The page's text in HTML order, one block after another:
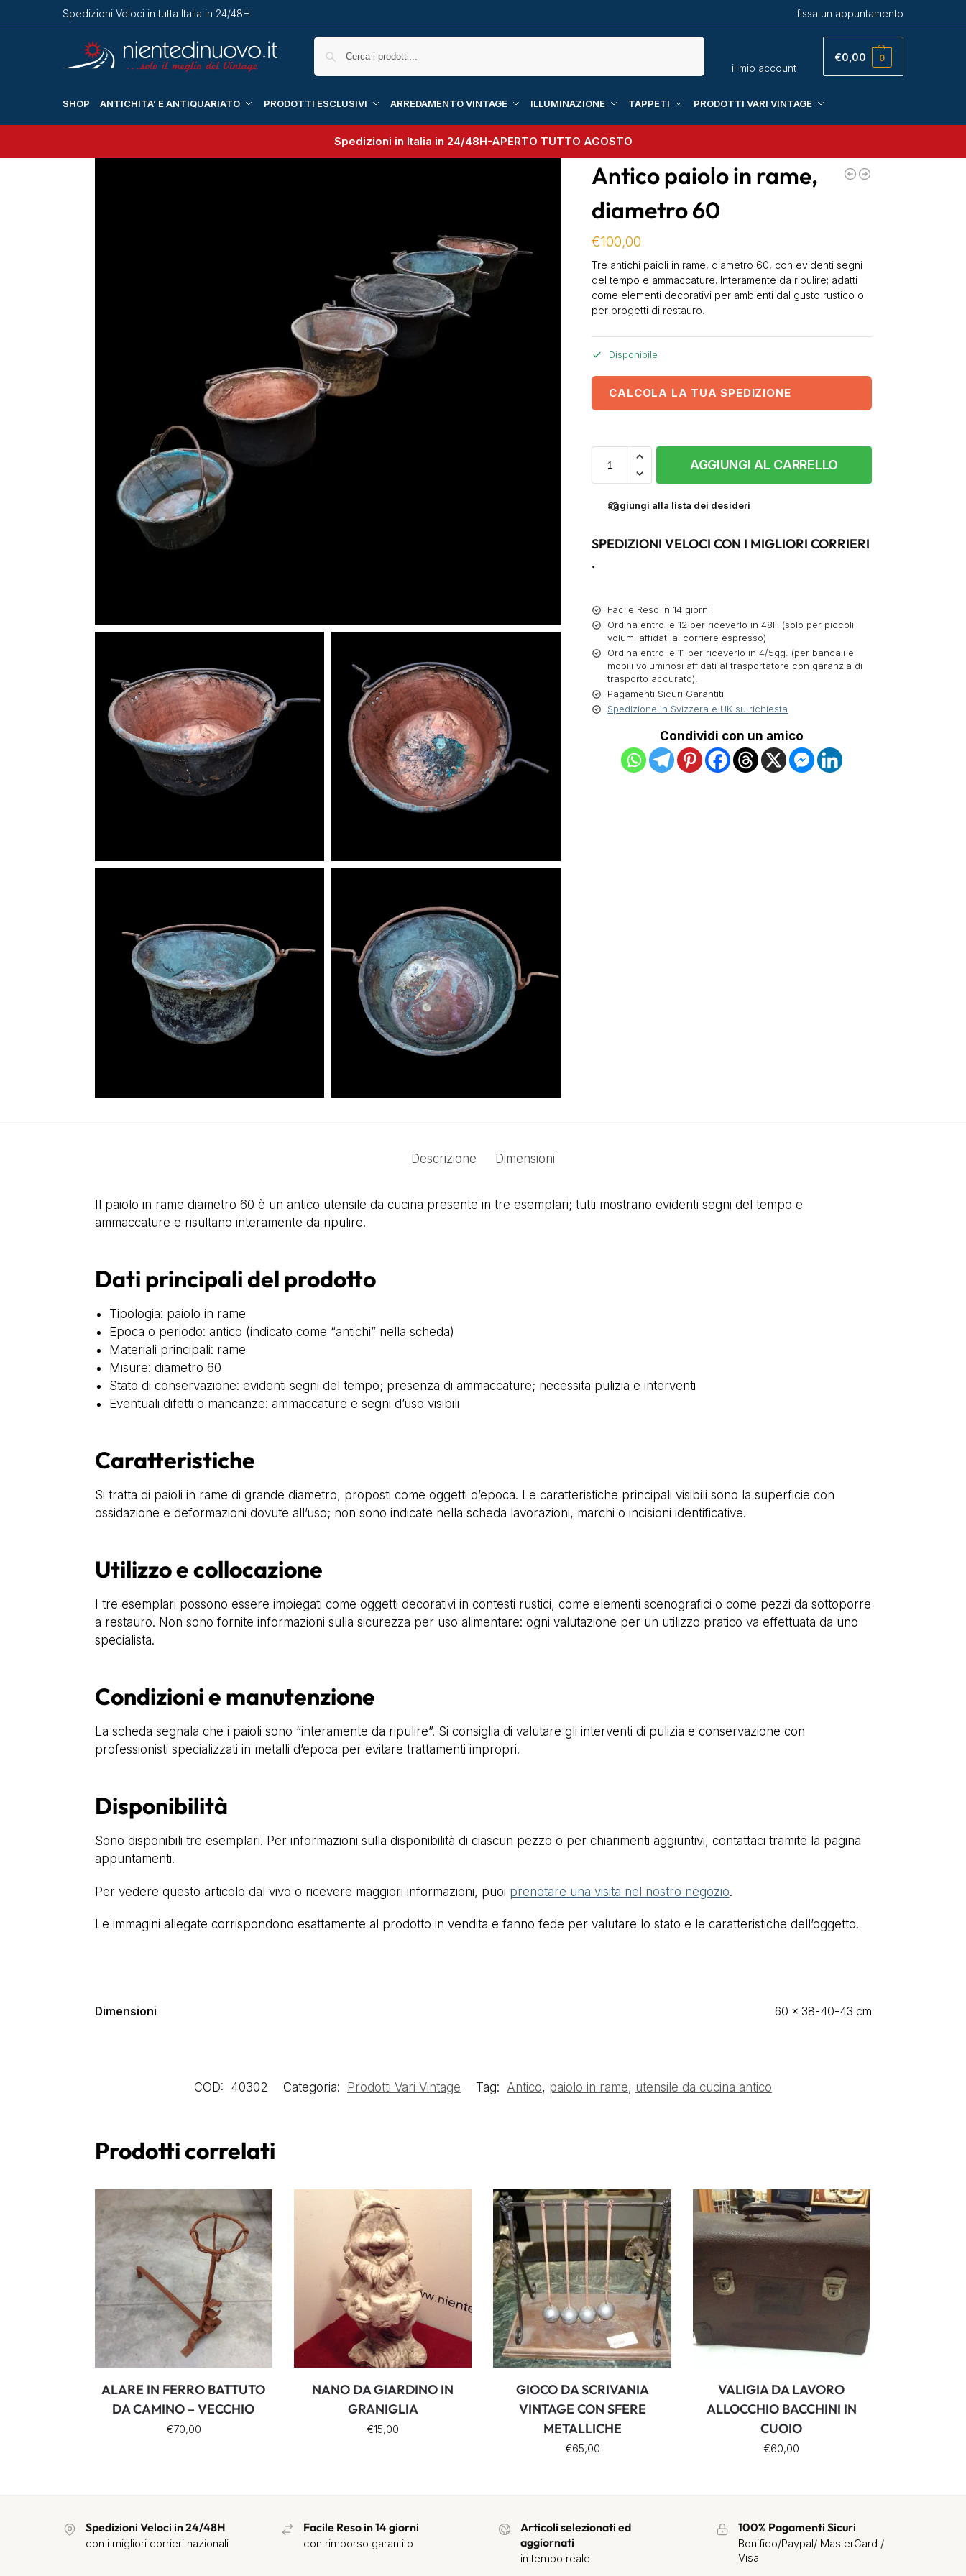
Spedizioni Veloci in tutta Italia in 24/48H fissa un appuntamento
il mio account
€0,00 0
SHOP ANTICHITA’ E ANTIQUARIATO PRODOTTI ESCLUSIVI ARREDAMENTO VINTAGE ILLUMINAZIONE TAPPETI PRODOTTI VARI VINTAGE
Spedizioni in Italia in 24/48H-APERTO TUTTO AGOSTO
Antico paiolo in rame,
diametro 60
€100,00
Tre antichi paioli in rame, diametro 60, con evidenti segni
del tempo e ammaccature. Interamente da ripulire; adatti
come elementi decorativi per ambienti dal gusto rustico o
per progetti di restauro.
Disponibile
CALCOLA LA TUA SPEDIZIONE
AGGIUNGI AL CARRELLO
aggiungi alla lista dei desideri
SPEDIZIONI VELOCI CON I MIGLIORI CORRIERI
.
Facile Reso in 14 giorni
Ordina entro le 12 per riceverlo in 48H (solo per piccoli
volumi affidati al corriere espresso)
Ordina entro le 11 per riceverlo in 4/5gg. (per bancali e
mobili voluminosi affidati al trasportatore con garanzia di
trasporto accurato).
Pagamenti Sicuri Garantiti
Spedizione in Svizzera e UK su richiesta
Condividi con un amico
Descrizione Dimensioni
Il paiolo in rame diametro 60 è un antico utensile da cucina presente in tre esemplari; tutti mostrano evidenti segni del tempo e
ammaccature e risultano interamente da ripulire.
Dati principali del prodotto
Tipologia: paiolo in rame
Epoca o periodo: antico (indicato come “antichi” nella scheda)
Materiali principali: rame
Misure: diametro 60
Stato di conservazione: evidenti segni del tempo; presenza di ammaccature; necessita pulizia e interventi
Eventuali difetti o mancanze: ammaccature e segni d’uso visibili
Caratteristiche
Si tratta di paioli in rame di grande diametro, proposti come oggetti d’epoca. Le caratteristiche principali visibili sono la superficie con
ossidazione e deformazioni dovute all’uso; non sono indicate nella scheda lavorazioni, marchi o incisioni identificative.
Utilizzo e collocazione
I tre esemplari possono essere impiegati come oggetti decorativi in contesti rustici, come elementi scenografici o come pezzi da sottoporre
a restauro. Non sono fornite informazioni sulla sicurezza per uso alimentare: ogni valutazione per un utilizzo pratico va effettuata da uno
specialista.
Condizioni e manutenzione
La scheda segnala che i paioli sono “interamente da ripulire”. Si consiglia di valutare gli interventi di pulizia e conservazione con
professionisti specializzati in metalli d’epoca per evitare trattamenti impropri.
Disponibilità
Sono disponibili tre esemplari. Per informazioni sulla disponibilità di ciascun pezzo o per chiarimenti aggiuntivi, contattaci tramite la pagina
appuntamenti.
Per vedere questo articolo dal vivo o ricevere maggiori informazioni, puoi prenotare una visita nel nostro negozio.
Le immagini allegate corrispondono esattamente al prodotto in vendita e fanno fede per valutare lo stato e le caratteristiche dell’oggetto.
Dimensioni 60 × 38-40-43 cm
COD: 40302 Categoria: Prodotti Vari Vintage Tag: Antico, paiolo in rame, utensile da cucina antico
Prodotti correlati
ALARE IN FERRO BATTUTO
DA CAMINO – VECCHIO
€70,00
NANO DA GIARDINO IN
GRANIGLIA
€15,00
GIOCO DA SCRIVANIA
VINTAGE CON SFERE
METALLICHE
€65,00
VALIGIA DA LAVORO
ALLOCCHIO BACCHINI IN
CUOIO
€60,00
Spedizioni Veloci in 24/48H
con i migliori corrieri nazionali
Facile Reso in 14 giorni
con rimborso garantito
Articoli selezionati ed
aggiornati
in tempo reale
100% Pagamenti Sicuri
Bonifico/Paypal/ MasterCard /
Visa